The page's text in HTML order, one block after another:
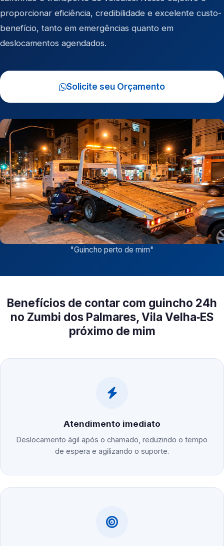
proporcionar eficiência, credibilidade e excelente custo-
benefício, tanto em emergências quanto em
deslocamentos agendados.
Solicite seu Orçamento
"Guincho perto de mim"
Benefícios de contar com guincho 24h
no Zumbi dos Palmares, Vila Velha‑ES
próximo de mim
Atendimento imediato
Deslocamento ágil após o chamado, reduzindo o tempo
de espera e agilizando o suporte.